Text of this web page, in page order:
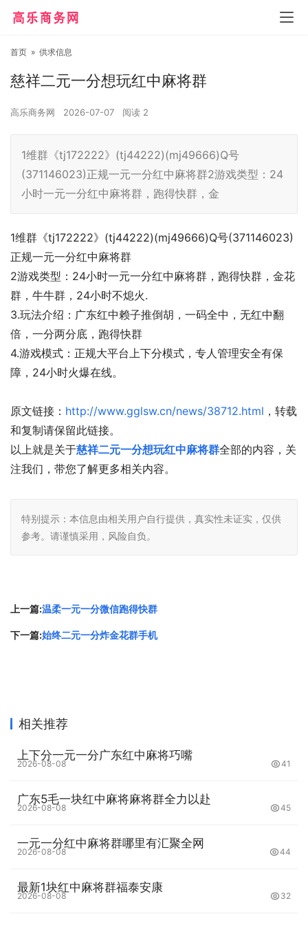
首页 » 供求信息
慈祥二元一分想玩红中麻将群
高乐商务网 2026-07-07 阅读 2
1维群《tj172222》(tj44222)(mj49666)Q号
(371146023)正规一元一分红中麻将群2游戏类型：24
小时一元一分红中麻将群，跑得快群，金
1维群《tj172222》(tj44222)(mj49666)Q号(371146023)
正规一元一分红中麻将群
2游戏类型：24小时一元一分红中麻将群，跑得快群，金花
群，牛牛群，24小时不熄火.
3.玩法介绍：广东红中赖子推倒胡，一码全中，无红中翻
倍，一分两分底，跑得快群
4.游戏模式：正规大平台上下分模式，专人管理安全有保
障，24小时火爆在线。
原文链接： http://www.gglsw.cn/news/38712.html ，转载
和复制请保留此链接。
以上就是关于慈祥二元一分想玩红中麻将群全部的内容，关
注我们，带您了解更多相关内容。
特别提示：本信息由相关用户自行提供，真实性未证实，仅供
参考。请谨慎采用，风险自负。
上一篇:温柔一元一分微信跑得快群
下一篇:始终二元一分炸金花群手机
相关推荐
上下分一元一分广东红中麻将巧嘴
2026-08-08 41
广东5毛一块红中麻将麻将群全力以赴
2026-08-08 45
一元一分红中麻将群哪里有汇聚全网
2026-08-08 44
最新1块红中麻将群福泰安康
2026-08-08 32